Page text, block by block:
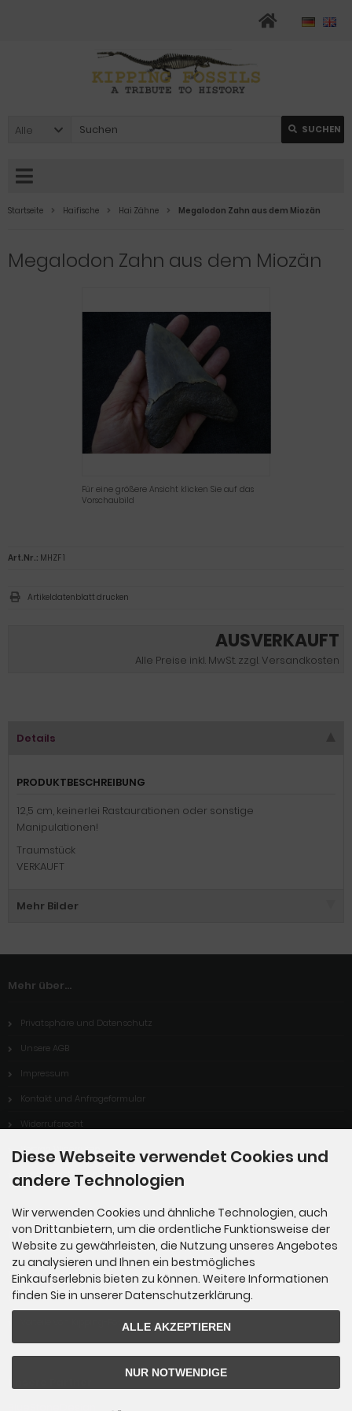
Alle SUCHEN
Startseite Haifische Hai Zähne Megalodon Zahn aus dem Miozän
Megalodon Zahn aus dem Miozän
Für eine größere Ansicht klicken Sie auf das
Vorschaubild
AUSVERKAUFT
Alle Preise inkl. MwSt. zzgl. Versandkosten
Art.Nr.: MHZF 1
Artikeldatenblatt drucken
Details
PRODUKTBESCHREIBUNG
12,5 cm, keinerlei Rastaurationen oder sonstige
Manipulationen!
Traumstück
VERKAUFT
Mehr Bilder
Mehr über...
Privatsphäre und Datenschutz
Unsere AGB
Impressum
Kontakt und Anfrageformular
Widerrufsrecht
Vertrag Widerrufen
Cookie Einstellungen
Informationen
Sitemap
Über uns
Vorteile von Kipping-Fossils
Diese Webseite verwendet Cookies und
andere Technologien
Wir verwenden Cookies und ähnliche Technologien, auch
von Drittanbietern, um die ordentliche Funktionsweise der
Website zu gewährleisten, die Nutzung unseres Angebotes
zu analysieren und Ihnen ein bestmögliches
Einkaufserlebnis bieten zu können. Weitere Informationen
finden Sie in unserer Datenschutzerklärung.
ALLE AKZEPTIEREN
NUR NOTWENDIGE